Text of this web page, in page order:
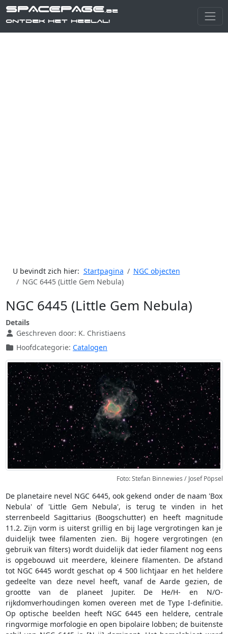
SPACEPAGE.be
Ontdek het heelal!
U bevindt zich hier: Startpagina
NGC objecten
NGC 6445 (Little Gem Nebula)
NGC 6445 (Little Gem Nebula)
Details
Geschreven door: K. Christiaens
Hoofdcategorie: Catalogen
Foto: Stefan Binnewies / Josef Pöpsel
De planetaire nevel NGC 6445, ook gekend onder de naam 'Box
Nebula' of 'Little Gem Nebula', is terug te vinden in het
sterrenbeeld Sagittarius (Boogschutter) en heeft magnitude
11.2. Zijn vorm is uiterst grillig en bij lage vergrotingen kan je
duidelijk twee filamenten zien. Bij hogere vergrotingen (en
gebruik van filters) wordt duidelijk dat ieder filament nog eens
is opgebouwd uit meerdere, kleinere filamenten. De afstand
tot NGC 6445 wordt geschat op 4 500 lichtjaar en het heldere
gedeelte van deze nevel heeft, vanaf de Aarde gezien, de
grootte van de planeet Jupiter. De He/H- en N/O-
rijkdomverhoudingen komen overeen met de Type I-definitie.
Op optische beelden heeft NGC 6445 een heldere, centrale
ringvormige morfologie en open bipolaire lobben; de buitenste